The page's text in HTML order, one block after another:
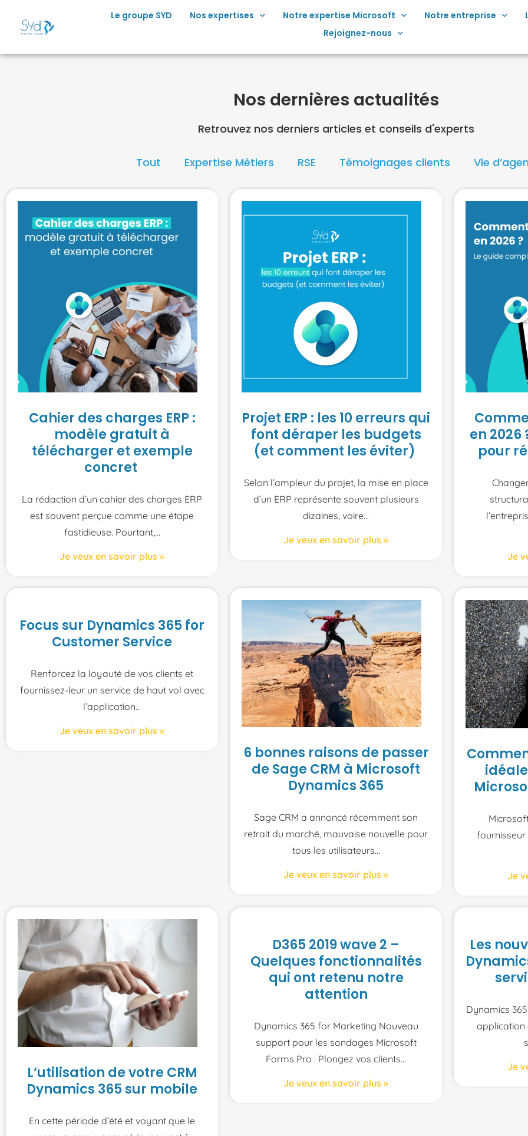
Le groupe SYD Nos expertises Notre expertise Microsoft Notre entreprise
Rejoignez-nous
Nos dernières actualités
Retrouvez nos derniers articles et conseils d'experts
Tout Expertise Métiers RSE Témoignages clients Vie
Cahier des charges ERP :
modèle gratuit à
télécharger et exemple
concret
La rédaction d’un cahier des charges ERP
est souvent perçue comme une étape
fastidieuse. Pourtant,
Je veux en savoir plus »
Projet ERP : les 10 erreurs qui
font déraper les budgets
(et comment les éviter)
Selon l’ampleur du projet, la mise en place
d’un ERP représente souvent plusieurs
dizaines, voire
Je veux en savoir plus »
en
pour
Je
Focus sur Dynamics 365 for
Customer Service
Renforcez la loyauté de vos clients et
fournissez-leur un service de haut vol avec
l’application
Je veux en savoir plus »
6 bonnes raisons de passer
de Sage CRM à Microsoft
Dynamics 365
Sage CRM a annoncé récemment son
retrait du marché, mauvaise nouvelle pour
tous les utilisateurs
Je veux en savoir plus »
fournisseur
Je
L’utilisation de votre CRM
Dynamics 365 sur mobile
En cette période d’été et voyant que le
D365 2019 wave 2 –
Quelques fonctionnalités
qui ont retenu notre
attention
Dynamics 365 for Marketing Nouveau
support pour les sondages Microsoft
Forms Pro : Plongez vos clients
Je veux en savoir plus »
Les
Dynamics
application
Je